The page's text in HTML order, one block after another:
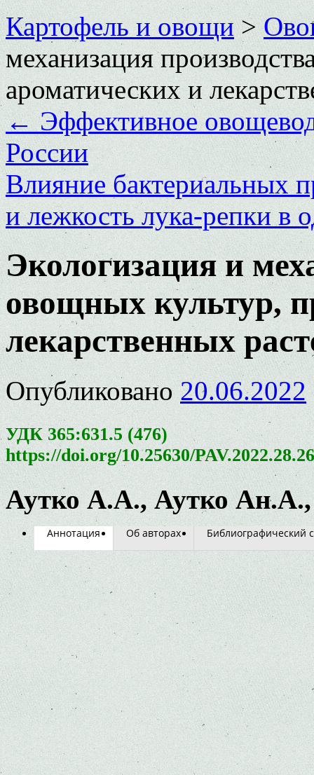
Картофель и овощи>
механизация
ароматических и
←Эффективное
России
Влияние бактериальных
и лежкость лука-репки в
Экологизация и
овощных культур,
лекарственных
Опубликовано 20.06.2022
УДК 365:631.5 (476)
https://doi.org/10.25630/
Аутко А.А., Аутко
Аннотация Об авторах Библиографический